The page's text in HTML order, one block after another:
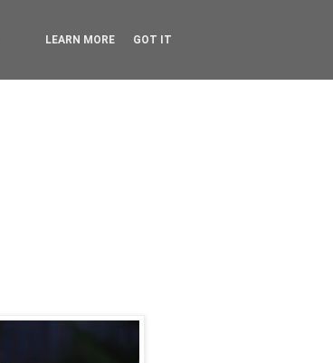
LEARN MORE GOT IT